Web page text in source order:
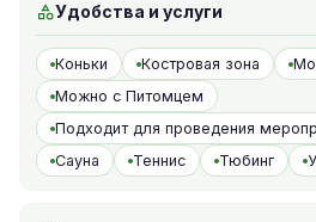
Удобства и услуги
Коньки Костровая зона
Можно с Питомцем
Подходит для проведения
Сауна
Теннис Тюбинг